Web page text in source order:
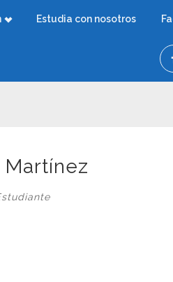
Estudia con nosotros
Martínez